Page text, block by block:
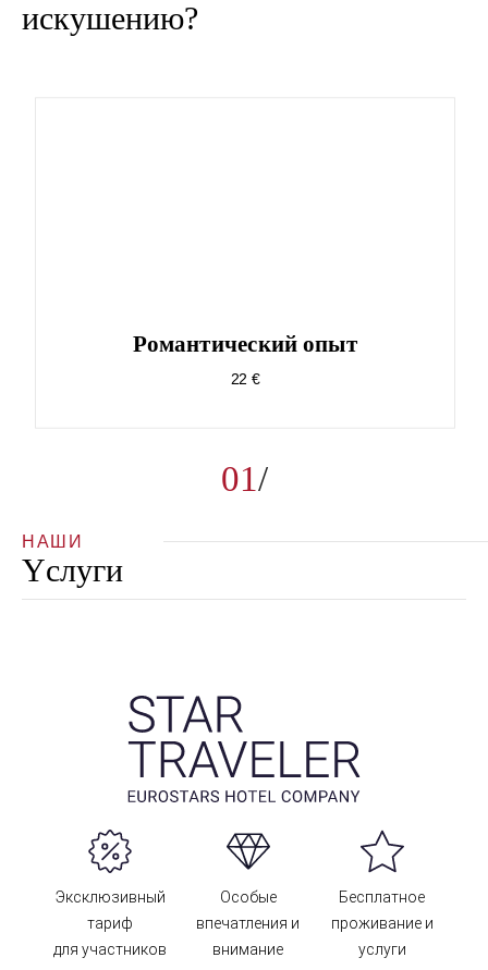
искушению?
01
Pомантический опыт
22 €
НАШИ
Yслуги
Эксклюзивный
тариф
для участников
Особые
впечатления и
внимание
Бесплатное
проживание и
услуги